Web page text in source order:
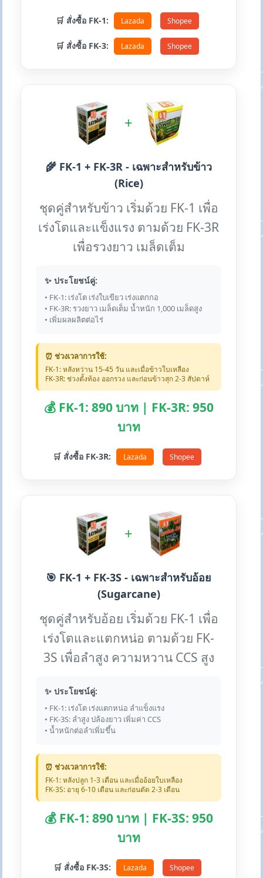
🛒 สั่งซื้อ FK-1: Lazada Shopee
🛒 สั่งซื้อ FK-3: Lazada Shopee
+
🌾 FK-1 + FK-3R - เฉพาะสำหรับข้าว
(Rice)
ชุดคู่สำหรับข้าว เริ่มด้วย FK-1 เพื่อ
เร่งโตและแข็งแรง ตามด้วย FK-3R
เพื่อรวงยาว เมล็ดเต็ม
✨ ประโยชน์คู่:
• FK-1: เร่งโต เร่งใบเขียว เร่งแตกกอ
• FK-3R: รวงยาว เมล็ดเต็ม น้ำหนัก 1,000 เมล็ดสูง
• เพิ่มผลผลิตต่อไร่
⏰ ช่วงเวลาการใช้:
FK-1: หลังหว่าน 15-45 วัน และเมื่อข้าวใบเหลือง
FK-3R: ช่วงตั้งท้อง ออกรวง และก่อนข้าวสุก 2-3 สัปดาห์
💰 FK-1: 890 บาท | FK-3R: 950
บาท
🛒 สั่งซื้อ FK-3R: Lazada Shopee
+
🎯 FK-1 + FK-3S - เฉพาะสำหรับอ้อย
(Sugarcane)
ชุดคู่สำหรับอ้อย เริ่มด้วย FK-1 เพื่อ
เร่งโตและแตกหน่อ ตามด้วย FK-
3S เพื่อลำสูง ความหวาน CCS สูง
✨ ประโยชน์คู่:
• FK-1: เร่งโต เร่งแตกหน่อ ลำแข็งแรง
• FK-3S: ลำสูง ปล้องยาว เพิ่มค่า CCS
• น้ำหนักต่อลำเพิ่มขึ้น
⏰ ช่วงเวลาการใช้:
FK-1: หลังปลูก 1-3 เดือน และเมื่ออ้อยใบเหลือง
FK-3S: อายุ 6-10 เดือน และก่อนตัด 2-3 เดือน
💰 FK-1: 890 บาท | FK-3S: 950
บาท
🛒 สั่งซื้อ FK-3S: Lazada Shopee